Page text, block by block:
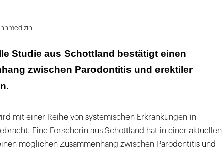
Studie aus Schottland bestätigt einen
zwischen Parodontitis und erektiler
mit einer Reihe von systemischen Erkrankungen in
Eine Forscherin aus Schottland hat in einer aktuellen
möglichen Zusammenhang zwischen Parodontitis und